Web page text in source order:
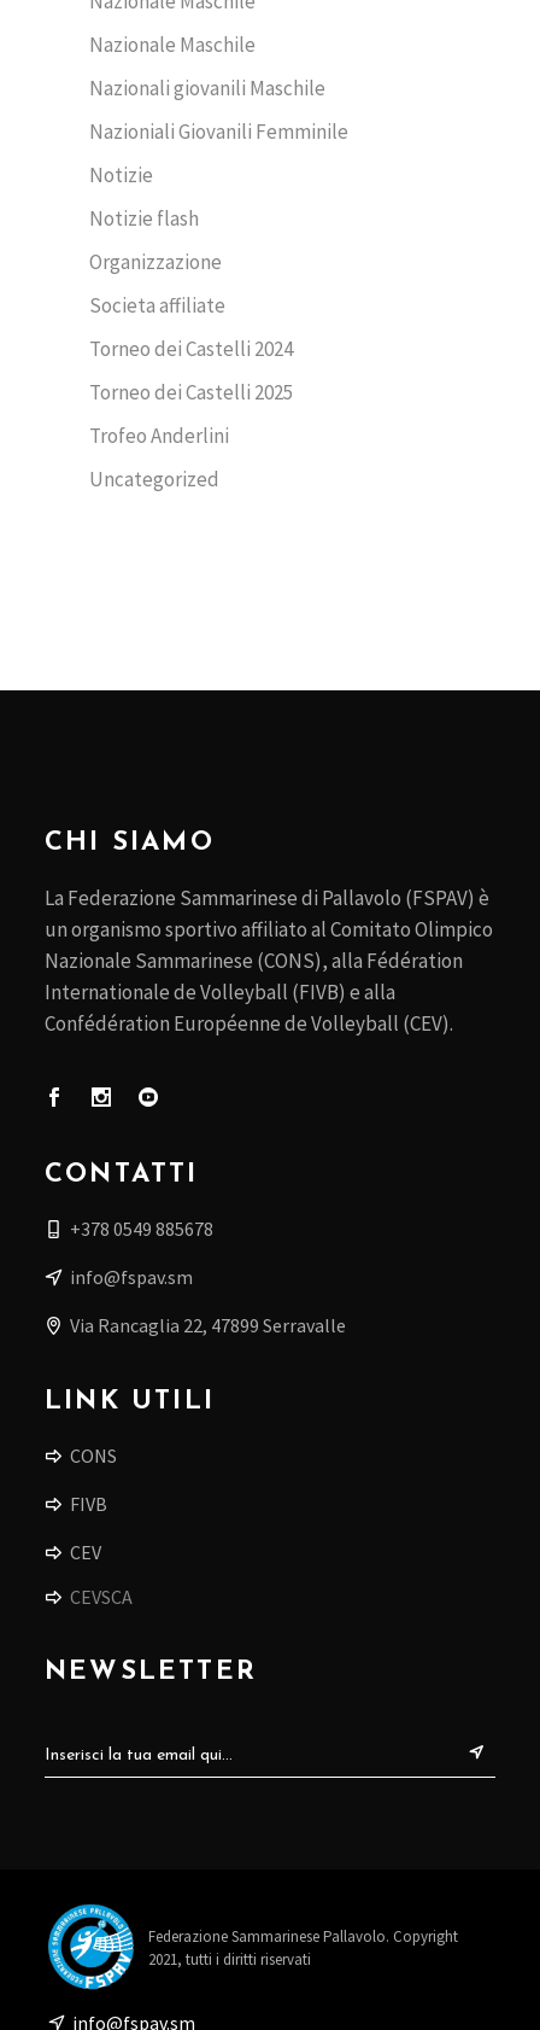
Nazionale Maschile
Nazionali giovanili Maschile
Nazioniali Giovanili Femminile
Notizie
Notizie flash
Organizzazione
Societa affiliate
Torneo dei Castelli 2024
Torneo dei Castelli 2025
Trofeo Anderlini
Uncategorized
CHI SIAMO
La Federazione Sammarinese di Pallavolo (FSPAV) è
un organismo sportivo affiliato al Comitato Olimpico
Nazionale Sammarinese (CONS), alla Fédération
Internationale de Volleyball (FIVB) e alla
Confédération Européenne de Volleyball (CEV).
CONTATTI
+378 0549 885678
info@fspav.sm
Via Rancaglia 22, 47899 Serravalle
LINK UTILI
CONS
FIVB
CEV
CEVSCA
NEWSLETTER
Federazione Sammarinese Pallavolo. Copyright
2021, tutti i diritti riservati
info@fspav.sm